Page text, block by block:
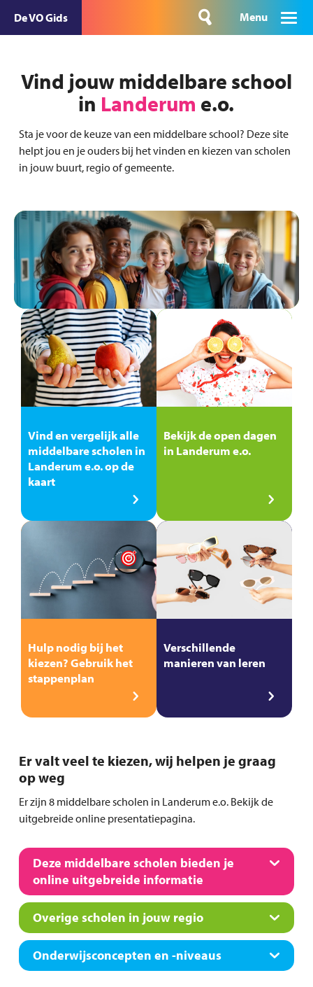
De VO Gids Menu
Vind jouw middelbare school
in Landerum e.o.
Sta je voor de keuze van een middelbare school? Deze site
helpt jou en je ouders bij het vinden en kiezen van scholen
in jouw buurt, regio of gemeente.
Vind en vergelijk alle
middelbare scholen in
Landerum e.o. op de
kaart
Bekijk de open dagen
in Landerum e.o.
Hulp nodig bij het
kiezen? Gebruik het
stappenplan
Verschillende
manieren van leren
Er valt veel te kiezen, wij helpen je graag
op weg
Er zijn 8 middelbare scholen in Landerum e.o. Bekijk de
uitgebreide online presentatiepagina.
Deze middelbare scholen bieden je
online uitgebreide informatie
Overige scholen in jouw regio
Onderwijsconcepten en -niveaus